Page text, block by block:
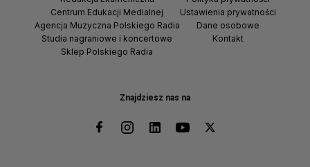
Znajdziesz nas na
Centrum Edukacji Medialnej
Agencja Muzyczna Polskiego Radia
Studia nagraniowe i koncertowe
Sklep Polskiego Radia
Ustawienia prywatności
Dane osobowe
Kontakt